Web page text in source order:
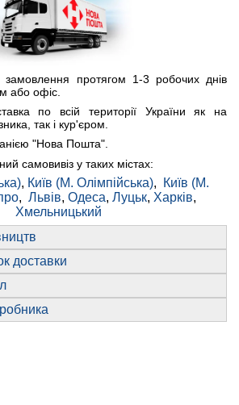
замовлення протягом 1-3 робочих днів
або офіс.
по всій території України як на
так і кур'єром.
"Нова Пошта".
самовивіз у таких містах:
, Київ (М. Олімпійська),
Київ (М.
, Львів, Одеса, Луцьк, Харків,
Хмельницький
доставки